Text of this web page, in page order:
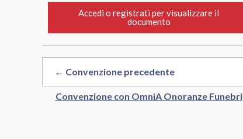
Accedi o registrati per visualizzare il
documento
← Convenzione precedente
Convenzione con OmniA Onoranze Funebri